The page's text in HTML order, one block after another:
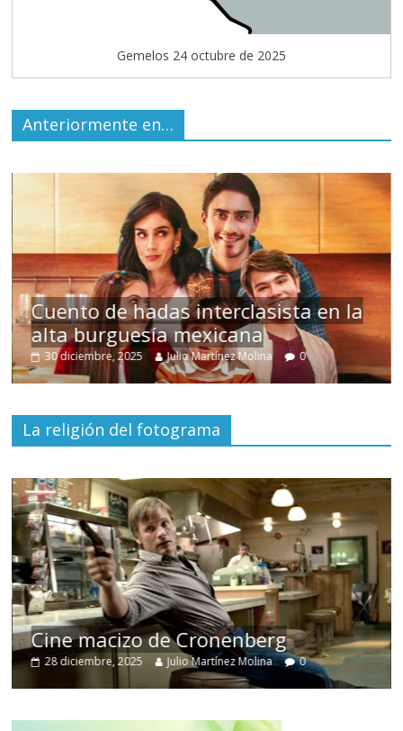
Gemelos 24 octubre de 2025
Anteriormente en…
Cuento de hadas interclasista en la
alta burguesía mexicana
30 diciembre, 2025 Julio Martínez Molina 0
La religión del fotograma
Cine macizo de Cronenberg
28 diciembre, 2025 Julio Martínez Molina 0